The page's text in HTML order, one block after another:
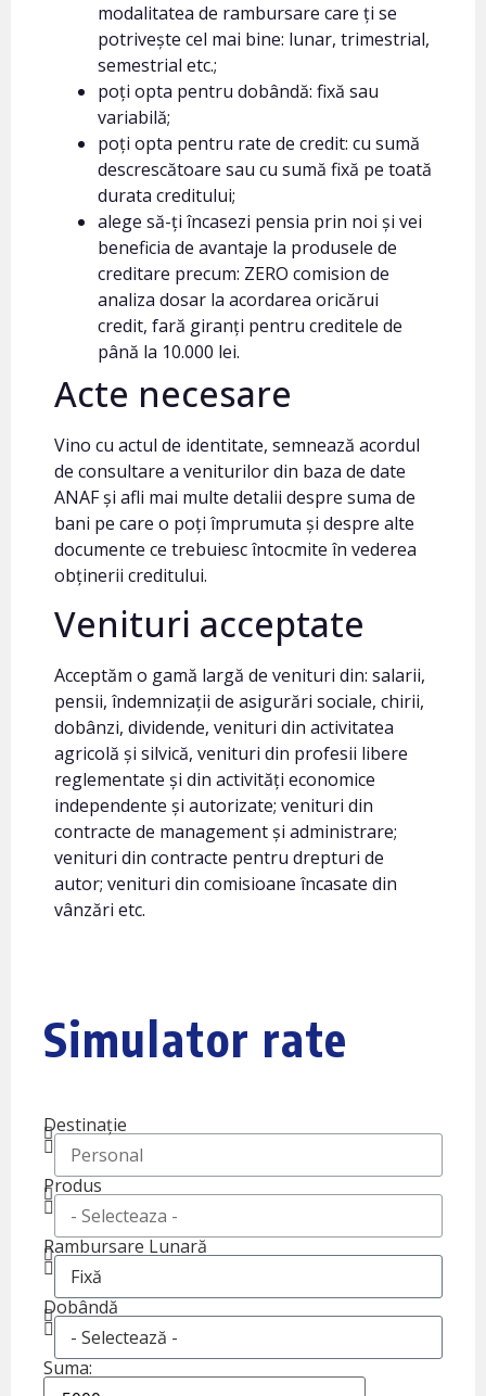
modalitatea de rambursare care ți se
potrivește cel mai bine: lunar, trimestrial,
semestrial etc.;
poți opta pentru dobândă: fixă sau
variabilă;
poți opta pentru rate de credit: cu sumă
descrescătoare sau cu sumă fixă pe toată
durata creditului;
alege să-ți încasezi pensia prin noi și vei
beneficia de avantaje la produsele de
creditare precum: ZERO comision de
analiza dosar la acordarea oricărui
credit, fară giranți pentru creditele de
până la 10.000 lei.
Acte necesare
Vino cu actul de identitate, semnează acordul
de consultare a veniturilor din baza de date
ANAF și afli mai multe detalii despre suma de
bani pe care o poți împrumuta și despre alte
documente ce trebuiesc întocmite în vederea
obținerii creditului.
Venituri acceptate
Acceptăm o gamă largă de venituri din: salarii,
pensii, îndemnizații de asigurări sociale, chirii,
dobânzi, dividende, venituri din activitatea
agricolă și silvică, venituri din profesii libere
reglementate și din activități economice
independente și autorizate; venituri din
contracte de management și administrare;
venituri din contracte pentru drepturi de
autor; venituri din comisioane încasate din
vânzări etc.
Simulator rate
Destinație
Produs
Rambursare Lunară
Dobândă
Suma: